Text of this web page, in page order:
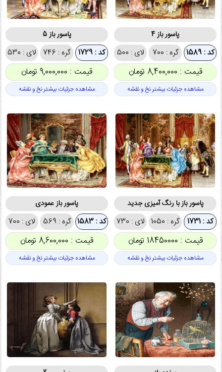
پاسور باز 4
کد : 1589 گره : 700 لای : 500
قیمت : 8,400,000 تومان
مشاهده جزئیات بیشتر نخ و نقشه
پاسور باز 5
کد : 1729 گره : 746 لای : 530
قیمت : 9,000,000 تومان
مشاهده جزئیات بیشتر نخ و نقشه
پاسور باز با رنگ آمیزی جدید
کد : 1731 گره : 1050 لای : 730
قیمت : 18450000 تومان
مشاهده جزئیات بیشتر نخ و نقشه
پاسور باز عمودی
کد : 1583 گره : 569 لای : 700
قیمت : 8,600,000 تومان
مشاهده جزئیات بیشتر نخ و نقشه